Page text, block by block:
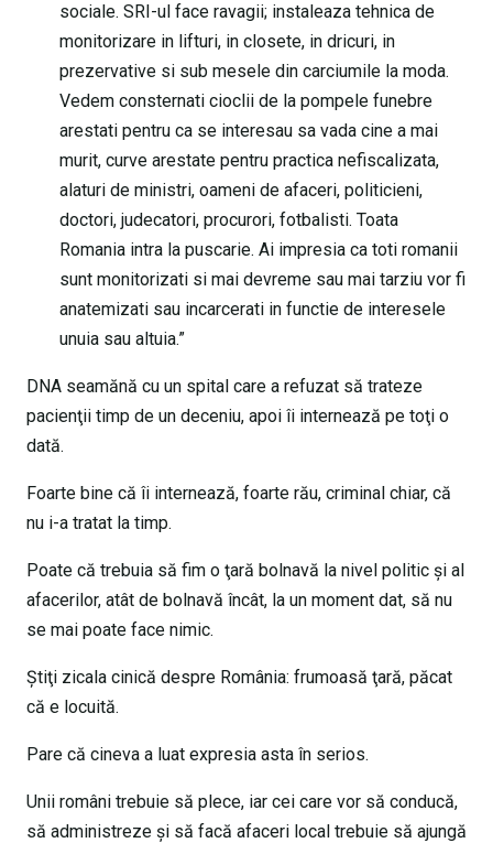
sociale. SRI-ul face ravagii; instaleaza tehnica de
monitorizare in lifturi, in closete, in dricuri, in
prezervative si sub mesele din carciumile la moda.
Vedem consternati cioclii de la pompele funebre
arestati pentru ca se interesau sa vada cine a mai
murit, curve arestate pentru practica nefiscalizata,
alaturi de ministri, oameni de afaceri, politicieni,
doctori, judecatori, procurori, fotbalisti. Toata
Romania intra la puscarie. Ai impresia ca toti romanii
sunt monitorizati si mai devreme sau mai tarziu vor fi
anatemizati sau incarcerati in functie de interesele
unuia sau altuia.”
DNA seamănă cu un spital care a refuzat să trateze
pacienţii timp de un deceniu, apoi îi internează pe toţi o
dată.
Foarte bine că îi internează, foarte rău, criminal chiar, că
nu i-a tratat la timp.
Poate că trebuia să fim o ţară bolnavă la nivel politic şi al
afacerilor, atât de bolnavă încât, la un moment dat, să nu
se mai poate face nimic.
Ştiţi zicala cinică despre România: frumoasă ţară, păcat
că e locuită.
Pare că cineva a luat expresia asta în serios.
Unii români trebuie să plece, iar cei care vor să conducă,
să administreze şi să facă afaceri local trebuie să ajungă